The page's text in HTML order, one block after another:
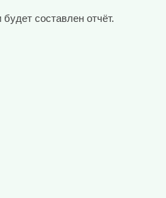
составлен отчёт.